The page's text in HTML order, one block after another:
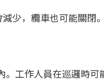
少，纜車也可能關閉
工作人員在巡邏時可